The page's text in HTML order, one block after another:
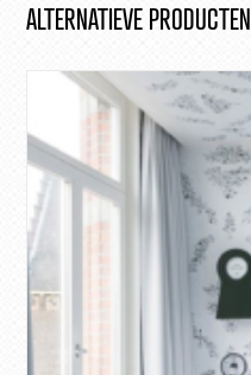
ALTERNATIEVE PRODUCTEN